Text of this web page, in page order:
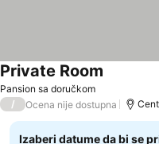
Pansion sa doručkom
Private Room
/ Ocena nije dostupna
Izaberi datume da bi se